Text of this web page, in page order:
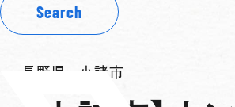
Search
長野県 小諸市